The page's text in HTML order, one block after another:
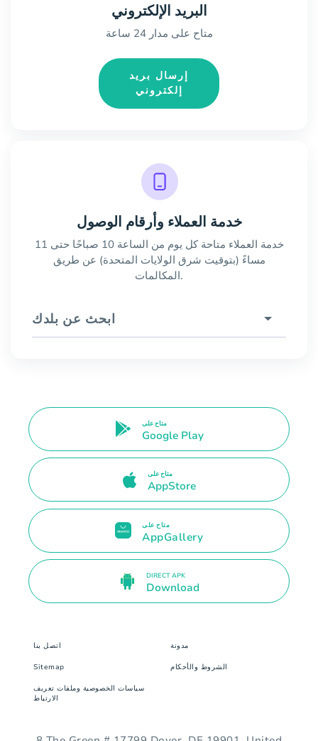
البريد الإلكتروني
متاح على مدار 24 ساعة
إرسال بريد
إلكتروني
خدمة العملاء وأرقام الوصول
خدمة العملاء متاحة كل يوم من الساعة 10 صباحًا حتى 11
مساءً (بتوقيت شرق الولايات المتحدة) عن طريق
المكالمات.
ابحث عن بلدك
متاح على
Google Play
متاح على
AppStore
متاح على
AppGallery
DIRECT APK
Download
اتصل بنا مدونة
Sitemap الشروط والأحكام
سياسات الخصوصية وملفات تعريف
الارتباط